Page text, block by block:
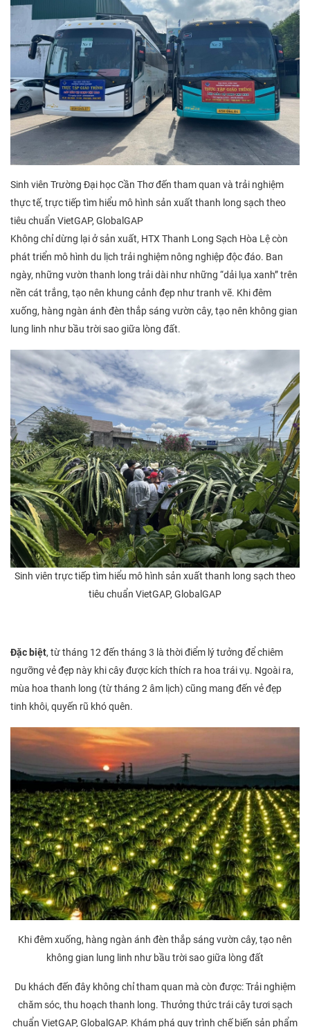
Sinh viên Trường Đại học Cần Thơ đến tham quan và trải nghiệm
thực tế, trực tiếp tìm hiểu mô hình sản xuất thanh long sạch theo
tiêu chuẩn VietGAP, GlobalGAP
Không chỉ dừng lại ở sản xuất, HTX Thanh Long Sạch Hòa Lệ còn
phát triển mô hình du lịch trải nghiệm nông nghiệp độc đáo. Ban
ngày, những vườn thanh long trải dài như những “dải lụa xanh” trên
nền cát trắng, tạo nên khung cảnh đẹp như tranh vẽ. Khi đêm
xuống, hàng ngàn ánh đèn thắp sáng vườn cây, tạo nên không gian
lung linh như bầu trời sao giữa lòng đất.
Sinh viên trực tiếp tìm hiểu mô hình sản xuất thanh long sạch theo
tiêu chuẩn VietGAP, GlobalGAP
Đặc biệt, từ tháng 12 đến tháng 3 là thời điểm lý tưởng để chiêm
ngưỡng vẻ đẹp này khi cây được kích thích ra hoa trái vụ. Ngoài ra,
mùa hoa thanh long (từ tháng 2 âm lịch) cũng mang đến vẻ đẹp
tinh khôi, quyến rũ khó quên.
Khi đêm xuống, hàng ngàn ánh đèn thắp sáng vườn cây, tạo nên
không gian lung linh như bầu trời sao giữa lòng đất
Du khách đến đây không chỉ tham quan mà còn được: Trải nghiệm
chăm sóc, thu hoạch thanh long. Thưởng thức trái cây tươi sạch
chuẩn VietGAP, GlobalGAP. Khám phá quy trình chế biến sản phẩm